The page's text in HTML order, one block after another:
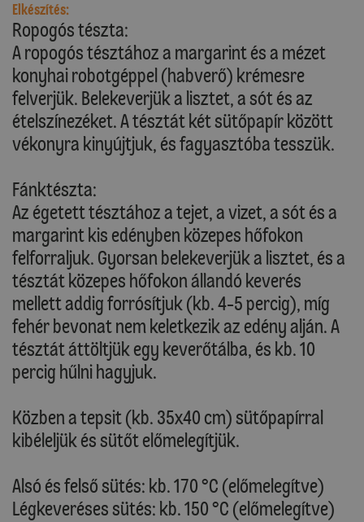
Elkészítés:
Ropogós tészta:
A ropogós tésztához a margarint és a mézet
konyhai robotgéppel (habverő) krémesre
felverjük. Belekeverjük a lisztet, a sót és az
ételszínezéket. A tésztát két sütőpapír között
vékonyra kinyújtjuk, és fagyasztóba tesszük.
Fánktészta:
Az égetett tésztához a tejet, a vizet, a sót és a
margarint kis edényben közepes hőfokon
felforraljuk. Gyorsan belekeverjük a lisztet, és a
tésztát közepes hőfokon állandó keverés
mellett addig forrósítjuk (kb. 4-5 percig), míg
fehér bevonat nem keletkezik az edény alján. A
tésztát áttöltjük egy keverőtálba, és kb. 10
percig hűlni hagyjuk.
Közben a tepsit (kb. 35x40 cm) sütőpapírral
kibéleljük és sütőt előmelegítjük.
Alsó és felső sütés: kb. 170 °C (előmelegítve)
Légkeveréses sütés: kb. 150 °C (előmelegítve)